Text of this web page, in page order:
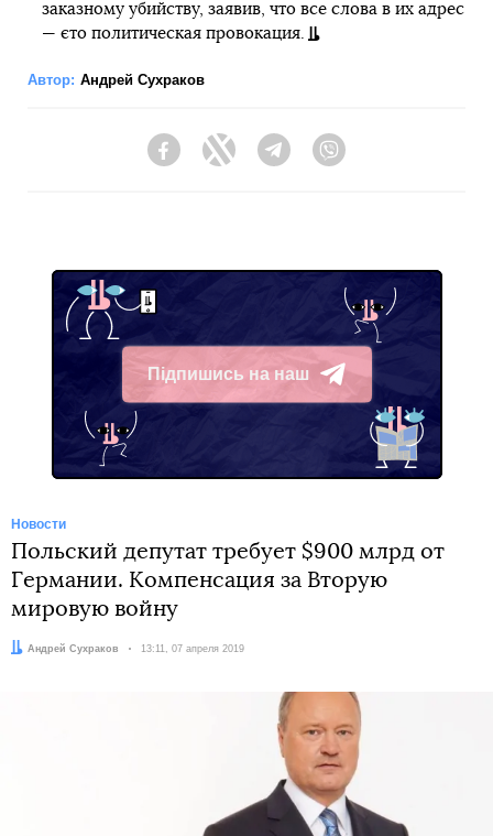
заказному убийству, заявив, что все слова в их адрес
— єто политическая провокация.
Автор: Андрей Сухраков
FacebookTwitter Telegram
Підпишись на наш
Telegram
Новости
Польский депутат требует $900 млрд от
Германии. Компенсация за Вторую
мировую войну
Автор:
Андрей Сухраков Дата:
13:11, 07 апреля 2019